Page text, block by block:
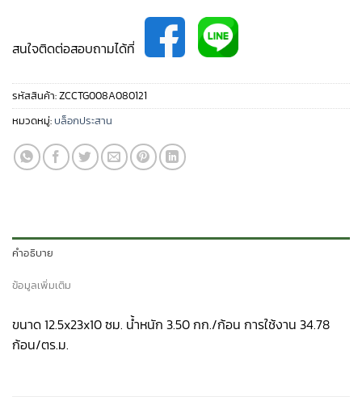
สนใจติดต่อสอบถามได้ที่
รหัสสินค้า:ZCCTG008A080121
หมวดหมู่: บล็อกประสาน
คำอธิบาย
ข้อมูลเพิ่มเติม
ขนาด 12.5x23x10 ซม. น้ำหนัก 3.50 กก./ก้อน การใช้งาน 34.78
ก้อน/ตร.ม.